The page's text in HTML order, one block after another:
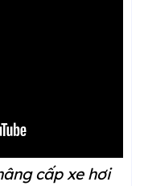
cấp xe hơi